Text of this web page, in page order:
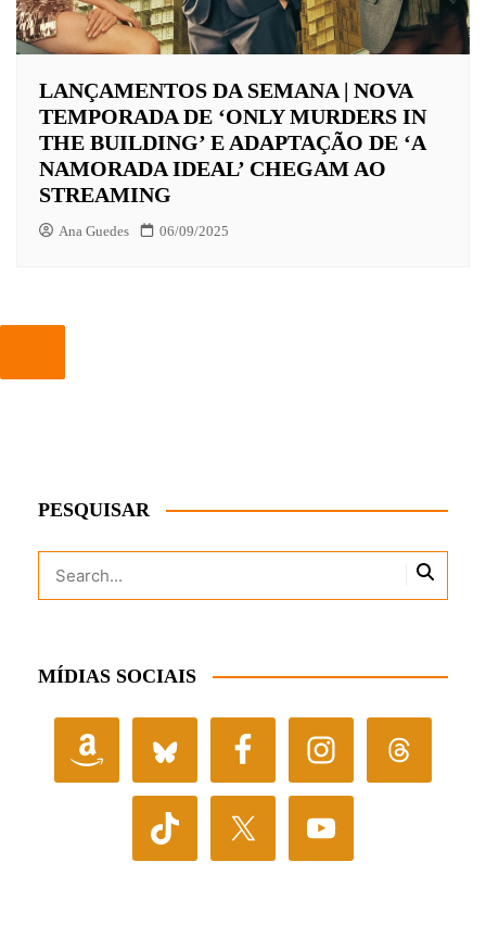
LANÇAMENTOS DA SEMANA | NOVA
TEMPORADA DE ‘ONLY MURDERS IN
THE BUILDING’ E ADAPTAÇÃO DE ‘A
NAMORADA IDEAL’ CHEGAM AO
STREAMING
Ana Guedes 06/09/2025
PESQUISAR
MÍDIAS SOCIAIS